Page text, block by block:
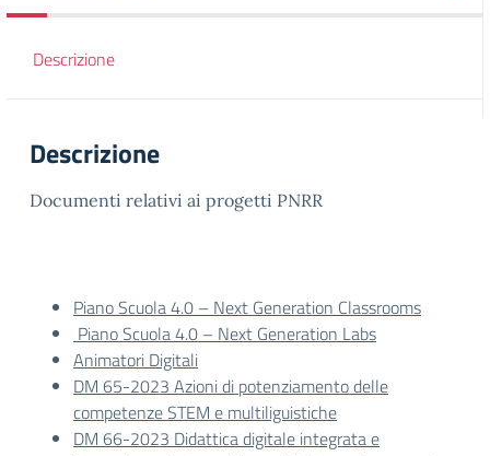
Descrizione
Descrizione
Documenti relativi ai progetti PNRR
Piano Scuola 4.0 – Next Generation Classrooms
Piano Scuola 4.0 – Next Generation Labs
Animatori Digitali
DM 65-2023 Azioni di potenziamento delle
competenze STEM e multiliguistiche
DM 66-2023 Didattica digitale integrata e